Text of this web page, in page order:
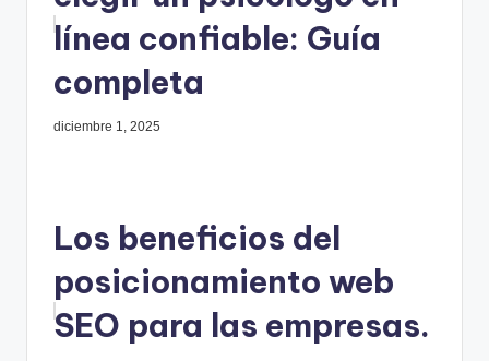
línea confiable: Guía
completa
diciembre 1, 2025
Los beneficios del
posicionamiento web
SEO para las empresas.